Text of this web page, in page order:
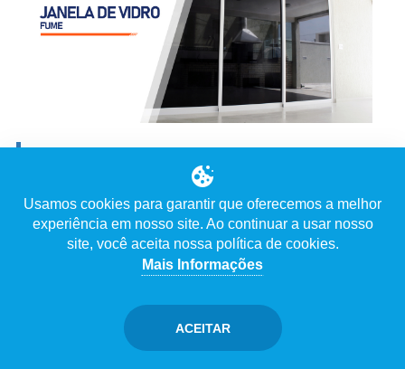
Ver Vídeo
Descrição
Usamos cookies para garantir que oferecemos a melhor
experiência em nosso site. Ao continuar a usar nosso
site, você aceita nossa política de cookies.
Mais Informações
ACEITAR